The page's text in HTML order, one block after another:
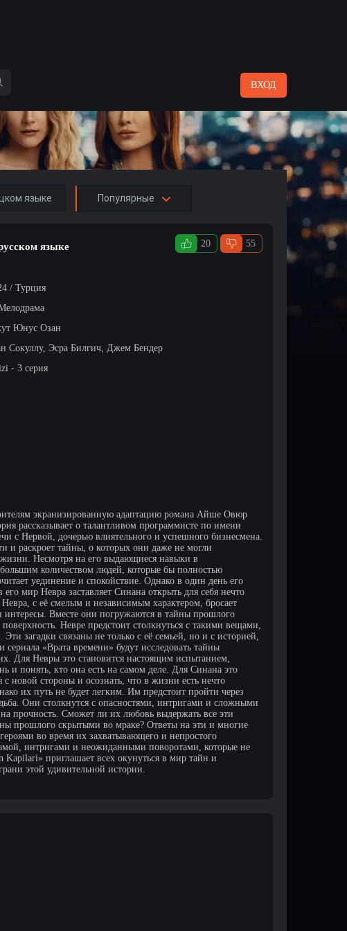
ВХОД
языке Популярные
языке 20 55
/ Турция
Юнус Озан
Сокуллу, Эсра Билгич, Джем Бендер
- 3 серия
экранизированную адаптацию романа Айше Овюр
рассказывает о талантливом программисте по имени
с Нервой, дочерью влиятельного и успешного бизнесмена.
и раскроет тайны, о которых они даже не могли
Несмотря на его выдающиеся навыки в
количеством людей, которые бы полностью
уединение и спокойствие. Однако в один день его
мир Невра заставляет Синана открыть для себя нечто
с её смелым и независимым характером, бросает
Вместе они погружаются в тайны прошлого
Невре предстоит столкнуться с такими вещами,
загадки связаны не только с её семьей, но и с историей,
сериала «Врата времени» будут исследовать тайны
Для Невры это становится настоящим испытанием,
и понять, кто она есть на самом деле. Для Синана это
новой стороны и осознать, что в жизни есть нечто
их путь не будет легким. Им предстоит пройти через
Они столкнутся с опасностями, интригами и сложными
прочность. Сможет ли их любовь выдержать все эти
прошлого скрытыми во мраке? Ответы на эти и многие
во время их захватывающего и непростого
интригами и неожиданными поворотами, которые не
приглашает всех окунуться в мир тайн и
этой удивительной истории.